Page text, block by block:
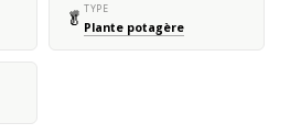
🥬 TYPE
Plante potagère